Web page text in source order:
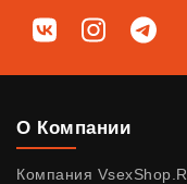
Мы в соц. сетях
ВКонтактеInstagram
О Компании
Компания